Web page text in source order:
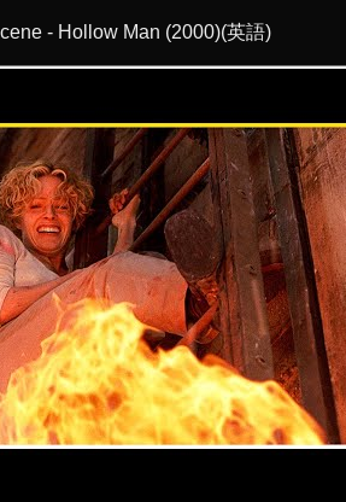
- Hollow Man (2000)(英語)